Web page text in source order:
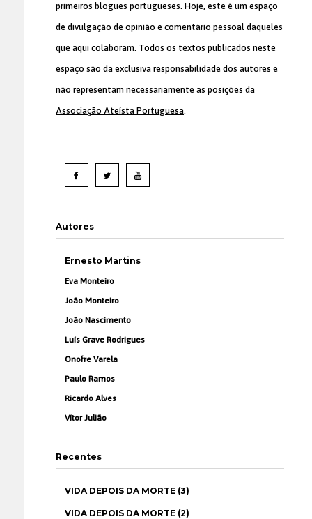
primeiros blogues portugueses. Hoje, este é um espaço
de divulgação de opinião e comentário pessoal daqueles
que aqui colaboram. Todos os textos publicados neste
espaço são da exclusiva responsabilidade dos autores e
não representam necessariamente as posições da
Associação Ateísta Portuguesa.
Autores
Ernesto Martins
Eva Monteiro
João Monteiro
João Nascimento
Luís Grave Rodrigues
Onofre Varela
Paulo Ramos
Ricardo Alves
Vítor Julião
Recentes
VIDA DEPOIS DA MORTE (3)
VIDA DEPOIS DA MORTE (2)